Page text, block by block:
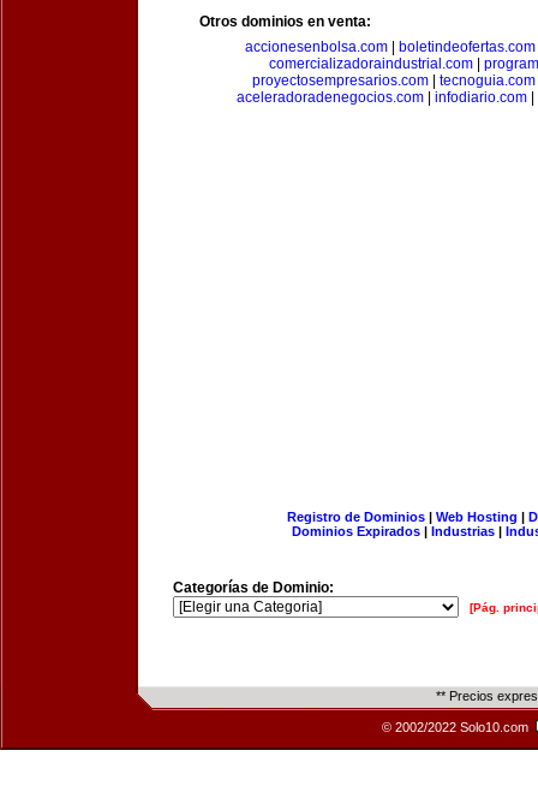
Otros dominios en venta:
accionesenbolsa.com
boletindeofertas.com
comercializadoraindustrial.com
proyectosempresarios.com
tecnoguia.com
aceleradoradenegocios.com| infodiario.com|
Registro de Dominios| Web Hosting |
Dominios Expirados | Industrias |
Categorías de Dominio:
[Pág.
** Precios
© 2002/2022 Solo10.com